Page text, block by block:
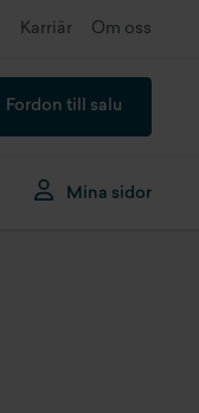
Karriär Om oss
Fordon till salu
Mina sidor